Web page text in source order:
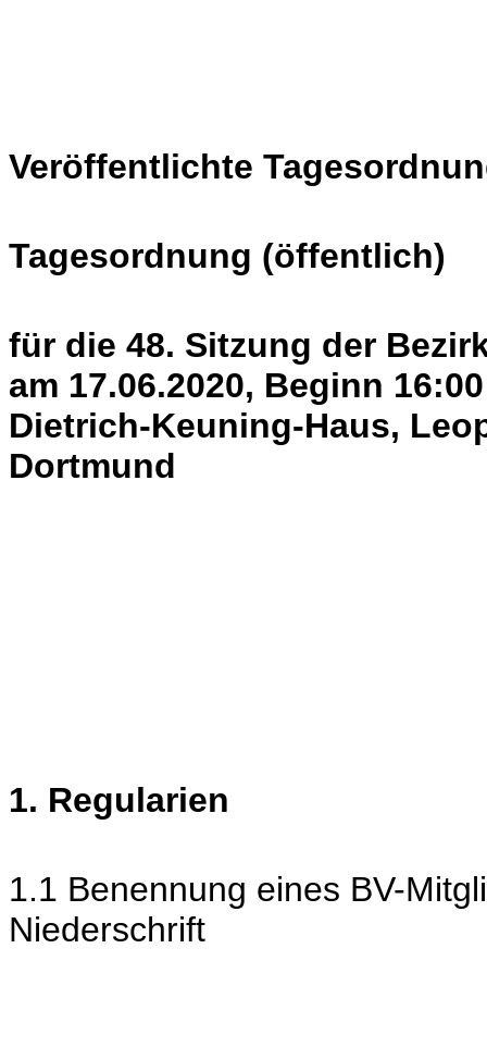
Veröffentlichte
Tagesordnung (öffentlich)
für die 48. Sitzung der
am 17.06.2020, Beginn
Dietrich-Keuning-Haus,
Dortmund
1. Regularien
1.1 Benennung eines BV-
Niederschrift